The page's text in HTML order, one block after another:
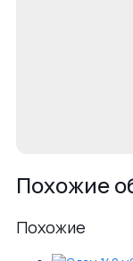
Похожие
Похожие